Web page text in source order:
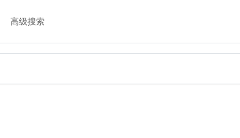
高级搜索